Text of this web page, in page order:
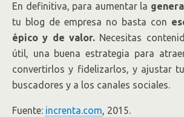
En definitiva, para aumentar la
tu blog de empresa no basta con
épico y de valor. Necesitas
útil, una buena estrategia para
convertirlos y fidelizarlos, y ajustar
buscadores y a los canales sociales.
Fuente: increnta.com, 2015.